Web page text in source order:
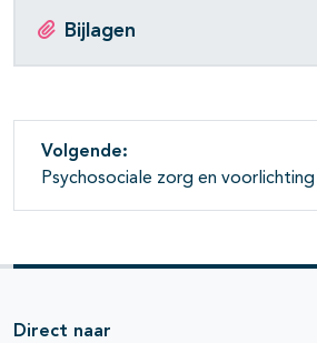
Bijlagen
Volgende:
Psychosociale zorg en voorlichting
Direct naar